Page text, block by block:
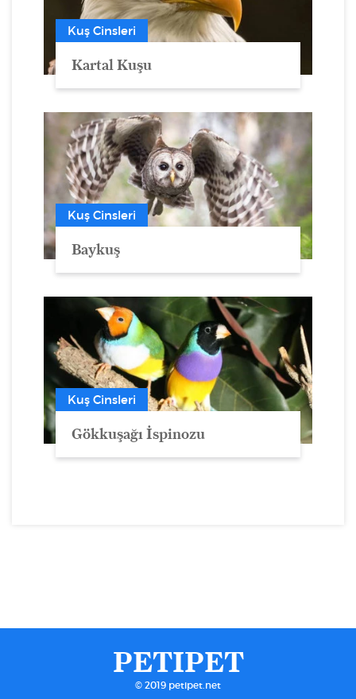
Kuş Cinsleri
Kartal Kuşu
Kuş Cinsleri
Baykuş
Kuş Cinsleri
Gökkuşağı İspinozu
PETIPET
© 2019 petipet.net